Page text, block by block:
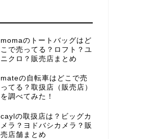
momaのトートバッグはど
こで売ってる？ロフト？ユ
ニクロ？販売店まとめ
mateの自転車はどこで売
ってる？取扱店（販売店）
を調べてみた！
caylの取扱店は？ビッグカ
メラ？ヨドバシカメラ？販
売店舗まとめ